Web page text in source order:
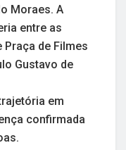
Moraes. A
entre as
de Filmes
Gustavo de
em
confirmada